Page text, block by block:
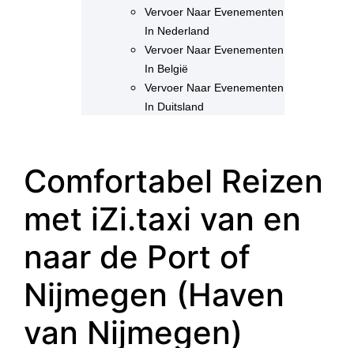
Vervoer Naar Evenementen
In Nederland
Vervoer Naar Evenementen
In België
Vervoer Naar Evenementen
In Duitsland
Comfortabel Reizen
met iZi.taxi van en
naar de Port of
Nijmegen (Haven
van Nijmegen)